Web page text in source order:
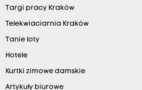
Targi pracy Kraków
Telekwiaciarnia Kraków
Tanie loty
Hotele
Kurtki zimowe damskie
Artykuły biurowe